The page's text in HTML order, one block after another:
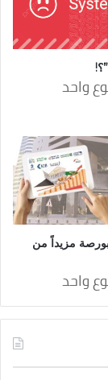
واحد
مزيداً من
واحد